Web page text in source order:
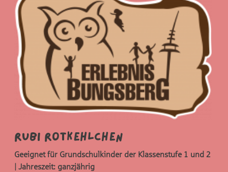
Rubi Rotkehlchen
Geeignet für Grundschulkinder der Klassenstufe 1 und 2
| Jahreszeit: ganzjährig